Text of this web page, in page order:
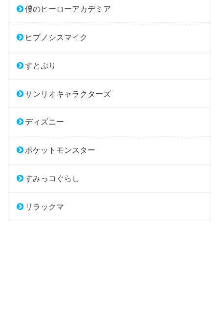
僕のヒーローアカデミア
ヒプノシスマイク
すとぷり
サンリオキャラクターズ
ディズニー
ポケットモンスター
すみっコぐらし
リラックマ